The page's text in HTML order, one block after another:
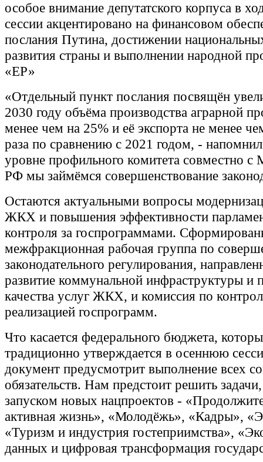
особое внимание депутатского корпуса в
сессии акцентировано на финансовом
послания Путина, достижении
развития страны и выполнении народной
«ЕР»
«Отдельный пункт послания посвящён
2030 году объёма производства аграрной
менее чем на 25% и её экспорта не менее
раза по сравнению с 2021 годом, -
уровне профильного комитета совместно с
РФ мы займёмся совершенствование
Остаются актуальными вопросы
ЖКХ и повышения эффективности
контроля за госпрограммами.
межфракционная рабочая группа по
законодательного регулирования,
развитие коммунальной инфраструктуры и
качества услуг ЖКХ, и комиссия по
реализацией госпрограмм.
Что касается федерального бюджета,
традиционно утверждается в осеннюю
документ предусмотрит выполнение всех
обязательств. Нам предстоит решить
запуском новых нацпроектов -
активная жизнь», «Молодёжь», «Кадры»,
«Туризм и индустрия гостеприимства»,
данных и цифровая трансформация